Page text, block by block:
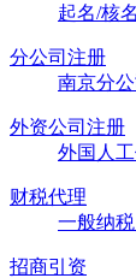
起名/核名
分公司注册
南京分
外资公司注册
外国人
财税代理
一般纳税
招商引资